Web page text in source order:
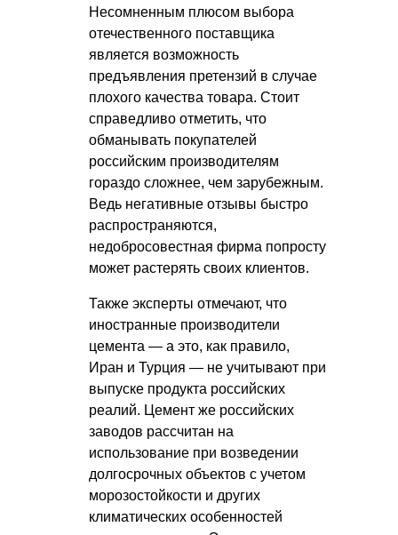
Несомненным плюсом выбора
отечественного поставщика
является возможность
предъявления претензий в случае
плохого качества товара. Стоит
справедливо отметить, что
обманывать покупателей
российским производителям
гораздо сложнее, чем зарубежным.
Ведь негативные отзывы быстро
распространяются,
недобросовестная фирма попросту
может растерять своих клиентов.
Также эксперты отмечают, что
иностранные производители
цемента — а это, как правило,
Иран и Турция — не учитывают при
выпуске продукта российских
реалий. Цемент же российских
заводов рассчитан на
использование при возведении
долгосрочных объектов с учетом
морозостойкости и других
климатических особенностей